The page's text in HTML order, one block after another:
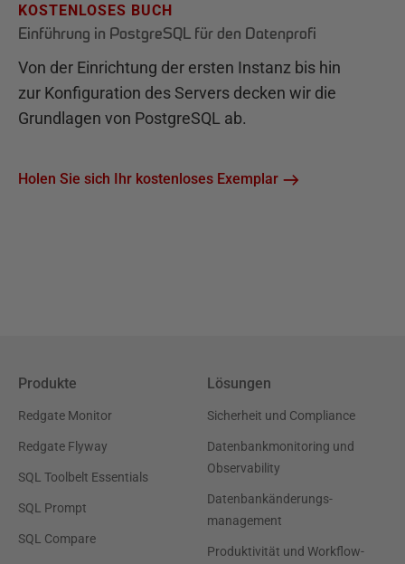
KOSTENLOSES BUCH
Einführung in PostgreSQL für den Datenprofi
Von der Einrichtung der ersten Instanz bis hin
zur Konfiguration des Servers decken wir die
Grundlagen von PostgreSQL ab.
Holen Sie sich Ihr kostenloses Exemplar
Produkte
Redgate Monitor
Redgate Flyway
SQL Toolbelt Essentials
SQL Prompt
SQL Compare
Lösungen
Sicherheit und Compliance
Datenbankmonitoring und
Observability
Datenbankänderungs-
management
Produktivität und Workflow-